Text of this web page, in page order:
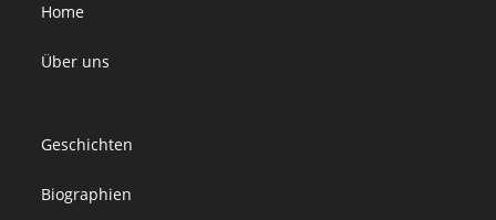
Home
Über uns
Geschichten
Biographien